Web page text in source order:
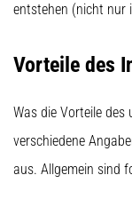
entstehen (nicht nur
Vorteile des
Was die Vorteile
verschiedene
aus. Allgemein sind